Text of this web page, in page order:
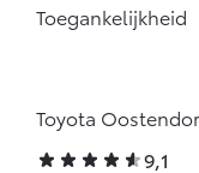
Toegankelijkheid
Toyota
9,1